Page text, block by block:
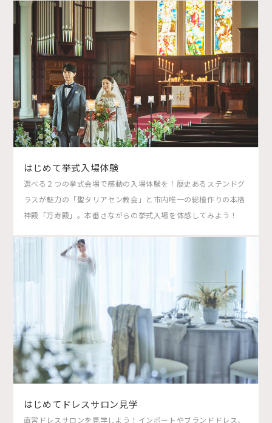
はじめて挙式入場体験
選べる２つの挙式会場で感動の入場体験を！歴史あるステンドグ
ラスが魅力の「聖タリアセン教会」と市内唯一の総檜作りの本格
神殿「万寿殿」。本番さながらの挙式入場を体感してみよう！
はじめてドレスサロン見学
直営ドレスサロンを見学しよう！インポートやブランドドレス、